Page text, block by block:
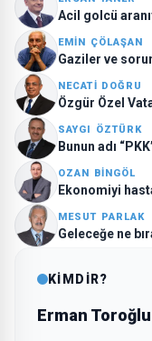
Acil golcü
EMIN ÇÖLAŞAN
Gaziler ve
NECATI DOĞRU
Özgür Özel
SAYGI ÖZTÜRK
Bunun adı
OZAN BINGÖL
Ekonomiyi
MESUT PARLAK
Geleceğe ne
KİMDİR?
Erman